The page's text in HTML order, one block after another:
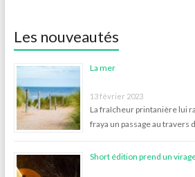
Les nouveautés
La mer
13 février 2023
La fraîcheur printanière lui
fraya un passage au travers
Short édition prend un